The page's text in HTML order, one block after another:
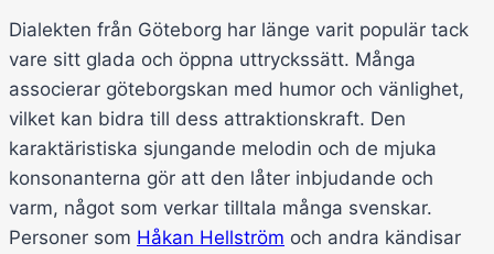
Dialekten från Göteborg har länge varit populär tack
vare sitt glada och öppna uttryckssätt. Många
associerar göteborgskan med humor och vänlighet,
vilket kan bidra till dess attraktionskraft. Den
karaktäristiska sjungande melodin och de mjuka
konsonanterna gör att den låter inbjudande och
varm, något som verkar tilltala många svenskar.
Personer som Håkan Hellström och andra kändisar